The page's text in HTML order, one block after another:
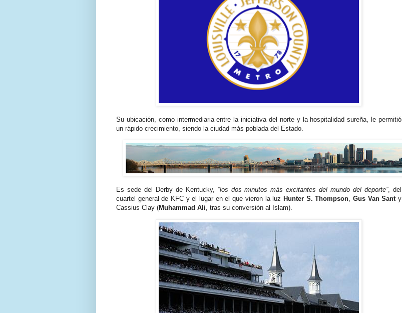
Su ubicación, como intermediaria entre la iniciativa del norte y la hospitalidad sureña, le permitió
un rápido crecimiento, siendo la ciudad más poblada del Estado.
Es sede del Derby de Kentucky, “los dos minutos más excitantes del mundo del deporte”, del
cuartel general de KFC y el lugar en el que vieron la luz Hunter S. Thompson, Gus Van Santy
Cassius Clay (Muhammad Ali, tras su conversión al Islam).